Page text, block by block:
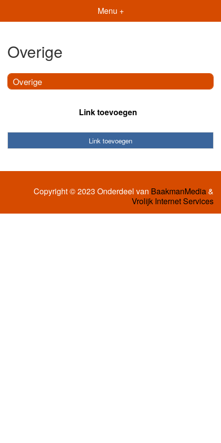
Menu +
Overige
Overige
Link toevoegen
Link toevoegen
Copyright © 2023 Onderdeel van BaakmanMedia&
Vrolijk Internet Services